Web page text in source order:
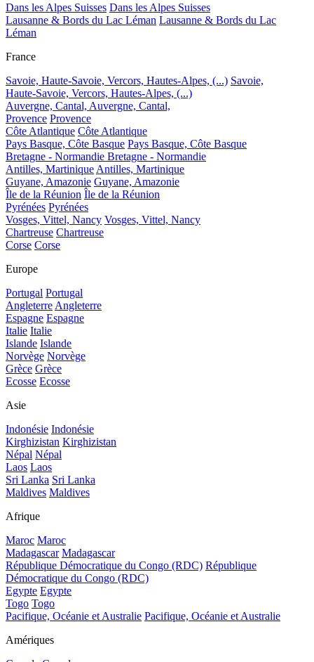
Dans les Alpes Suisses Dans les Alpes Suisses
Lausanne & Bords du Lac Léman Lausanne & Bords du Lac
Léman
France
Savoie, Haute-Savoie, Vercors, Hautes-Alpes, (...) Savoie,
Haute-Savoie, Vercors, Hautes-Alpes, (...)
Auvergne, Cantal, Auvergne, Cantal,
Provence Provence
Côte Atlantique Côte Atlantique
Pays Basque, Côte Basque Pays Basque, Côte Basque
Bretagne - Normandie Bretagne - Normandie
Antilles, Martinique Antilles, Martinique
Guyane, Amazonie Guyane, Amazonie
Île de la Réunion Île de la Réunion
Pyrénées Pyrénées
Vosges, Vittel, Nancy Vosges, Vittel, Nancy
Chartreuse Chartreuse
Corse Corse
Europe
Portugal Portugal
Angleterre Angleterre
Espagne Espagne
Italie Italie
Islande Islande
Norvège Norvège
Grèce Grèce
Ecosse Ecosse
Asie
Indonésie Indonésie
Kirghizistan Kirghizistan
Népal Népal
Laos Laos
Sri Lanka Sri Lanka
Maldives Maldives
Afrique
Maroc Maroc
Madagascar Madagascar
République Démocratique du Congo (RDC) République
Démocratique du Congo (RDC)
Egypte Egypte
Togo Togo
Pacifique, Océanie et Australie Pacifique, Océanie et Australie
Amériques